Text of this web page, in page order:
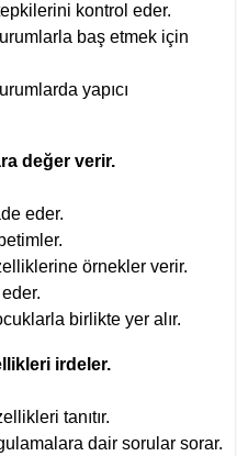
kontrol eder.
baş etmek için
yapıcı
değer verir.
eder.
örnekler verir.
birlikte yer alır.
irdeler.
tanıtır.
dair sorular sorar.